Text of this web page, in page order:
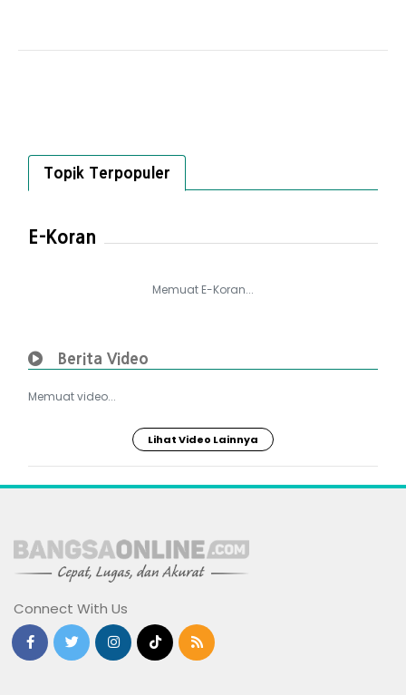
Topik Terpopuler
E-Koran
Memuat E-Koran...
Berita Video
Memuat video...
Lihat Video Lainnya
Connect With Us